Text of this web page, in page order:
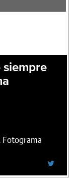
siempre
Fotograma